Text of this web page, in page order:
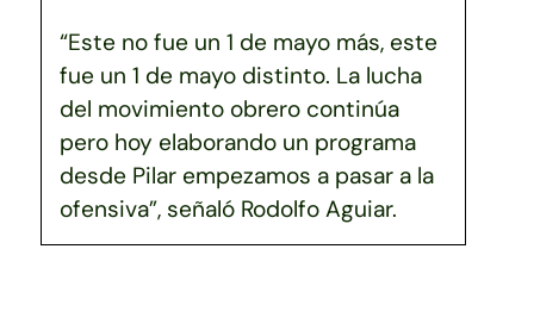
“Este no fue un 1 de mayo más, este
fue un 1 de mayo distinto. La lucha
del movimiento obrero continúa
pero hoy elaborando un programa
desde Pilar empezamos a pasar a la
ofensiva”, señaló Rodolfo Aguiar.